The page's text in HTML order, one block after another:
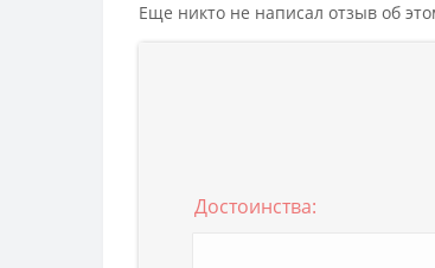
Еще никто не написал отзыв об
Достоинства: